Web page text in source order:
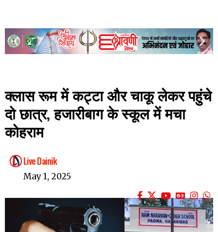
क्लास रूम में कट्टा और चाकू लेकर पहुंचे
दो छात्र, हजारीबाग के स्कूल में मचा
कोहराम
Live Dainik
May 1, 2025